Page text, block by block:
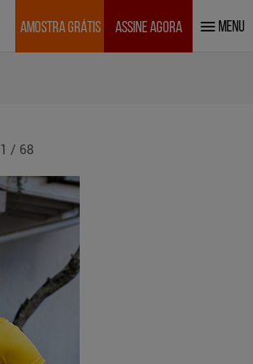
AMOSTRA GRÁTIS ASSINE AGORA MENU
1 / 68